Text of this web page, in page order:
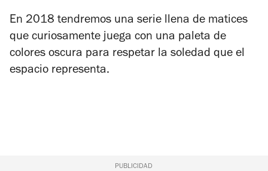
En 2018 tendremos una serie llena de matices
que curiosamente juega con una paleta de
colores oscura para respetar la soledad que el
espacio representa.
PUBLICIDAD